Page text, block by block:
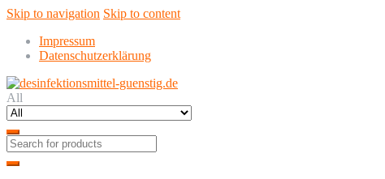
Skip to navigation Skip to content
Impressum
Datenschutzerklärung
All